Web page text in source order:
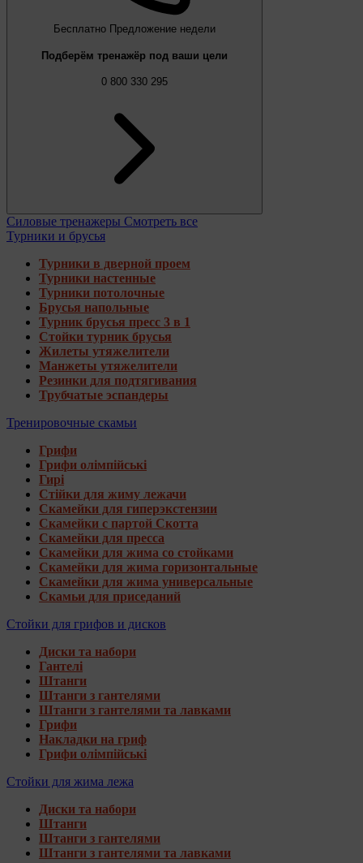
Бесплатно Предложение недели
Подберём тренажёр под ваши цели
0 800 330 295
Силовые тренажеры Смотреть все
Турники и брусья
Турники в дверной проем
Турники настенные
Турники потолочные
Брусья напольные
Турник брусья пресс 3 в 1
Стойки турник брусья
Жилеты утяжелители
Манжеты утяжелители
Резинки для подтягивания
Трубчатые эспандеры
Тренировочные скамьи
Грифи
Грифи олімпійські
Гирі
Стійки для жиму лежачи
Скамейки для гиперэкстензии
Скамейки с партой Скотта
Скамейки для пресса
Скамейки для жима со стойками
Скамейки для жима горизонтальные
Скамейки для жима универсальные
Скамьи для приседаний
Стойки для грифов и дисков
Диски та набори
Гантелі
Штанги
Штанги з гантелями
Штанги з гантелями та лавками
Грифи
Накладки на гриф
Грифи олімпійські
Стойки для жима лежа
Диски та набори
Штанги
Штанги з гантелями
Штанги з гантелями та лавками